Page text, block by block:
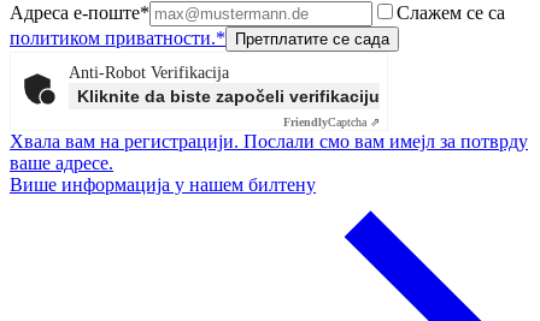
Адреса е-поште*
Слажем се са
политиком приватности.*
Anti-Robot Verifikacija
Kliknite da biste započeli verifikaciju
FriendlyCaptcha ⇗
Хвала вам на регистрацији. Послали смо вам имејл за потврду
ваше адресе.
Више информација у нашем билтену